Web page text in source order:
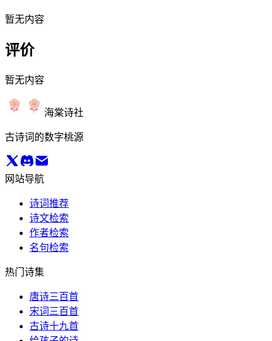
暂无内容
评价
暂无内容
海棠诗社
古诗词的数字桃源
网站导航
诗词推荐
诗文检索
作者检索
名句检索
热门诗集
唐诗三百首
宋词三百首
古诗十九首